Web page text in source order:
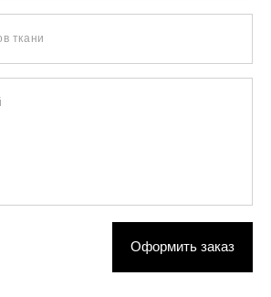
ткани
Оформить заказ